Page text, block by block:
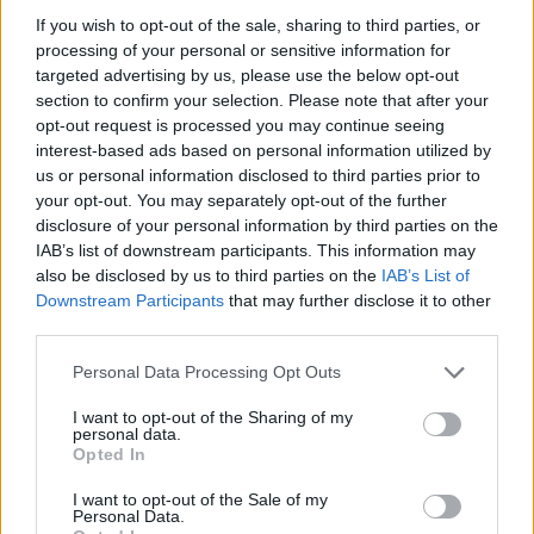
If you wish to opt-out of the sale, sharing to third parties, or
processing of your personal or sensitive information for
targeted advertising by us, please use the below opt-out
section to confirm your selection. Please note that after your
opt-out request is processed you may continue seeing
interest-based ads based on personal information utilized by
us or personal information disclosed to third parties prior to
your opt-out. You may separately opt-out of the further
disclosure of your personal information by third parties on the
IAB’s list of downstream participants. This information may
also be disclosed by us to third parties on the IAB’s List of
Downstream Participants that may further disclose it to other
Personal Data Processing Opt Outs
I want to opt-out of the Sharing of my
personal data.
Opted In
I want to opt-out of the Sale of my
Personal Data.
Tajfuni “Dolphin” prek
Azinë, mbi 1,300 fluturime
anulohen dhe më shumë
se 400 mijë banorë
evakuohen
Zjarri masiv që përfshiu
Krujën duke shkrumbuar
sipërfaqe të mëdha/
Rama: Shmangëm një
bilanc tragjik
për disa anije drejt Detit të
Zi, shtohen paqartësitë
për tregtinë detare
Trembëdhjetë të vdekur
dhe katër të plagosur në
përplasjen midis furgonit